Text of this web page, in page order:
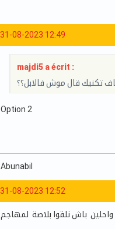
31-08-2023 12:49
majdi5 a écrit :
تكنيك قال موش فالابل؟؟
Option 2
Abunabil
31-08-2023 12:52
باش نلقوا بلاصة لمهاجم